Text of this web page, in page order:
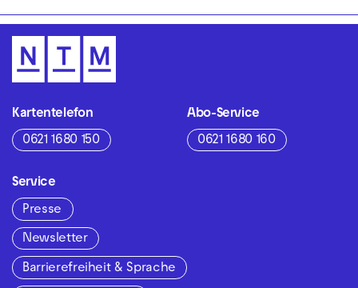
Kartentelefon
0621 1680 150
Abo-Service
0621 1680 160
Service
Presse
Newsletter
Barrierefreiheit & Sprache